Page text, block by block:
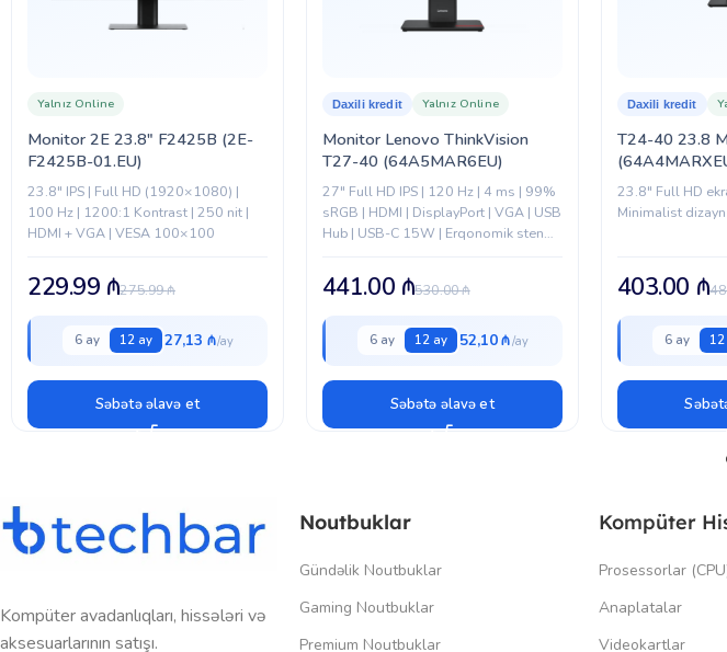
Monitor 2E 23.8″ F2425B (2E-
F2425B-01.EU)
Yalnız Online
23.8" IPS | Full HD (1920×1080) |
100 Hz | 1200:1 Kontrast | 250 nit |
HDMI + VGA | VESA 100×100
275.99₼
229.99 ₼
6 ay 12 ay 27,13 ₼
Səbətə əlavə et
Monitor Lenovo ThinkVision
T27-40 (64A5MAR6EU)
Daxili kredit Yalnız Online
27" Full HD IPS | 120 Hz | 4 ms | 99%
sRGB | HDMI | DisplayPort | VGA | USB
Hub | USB-C 15W | Erqonomik stend
530.00₼
441.00 ₼
6 ay 12 ay 52,10 ₼
Səbətə əlavə et
T24-40 23.8
Daxili kredit
23.8″ Full HD
Minimalist dizayn
403.00 ₼
6 ay
Kompüter avadanlıqları, hissələri və
aksesuarlarının satışı.
Noutbuklar
Gündəlik Noutbuklar
Gaming Noutbuklar
Premium Noutbuklar
Kompüter
Prosessorlar
Anaplatalar
Videokartlar